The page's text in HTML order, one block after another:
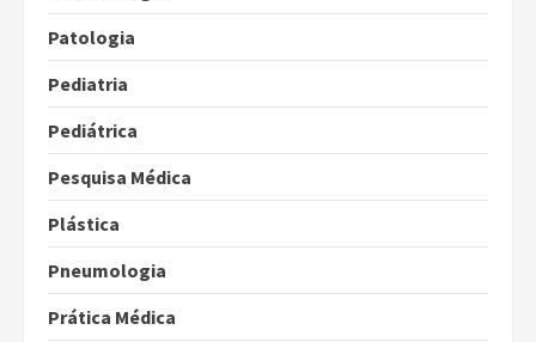
Patologia
Pediatria
Pediátrica
Pesquisa Médica
Plástica
Pneumologia
Prática Médica